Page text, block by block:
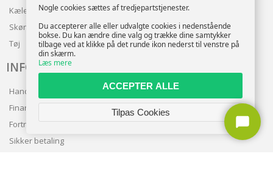
Kæledyr
Skønhed
Tøj
INFO
Handelsbetingelser
Finansering
Fortrolighedspolitik
Sikker betaling
Nogle cookies sættes af tredjepartstjenester.
Du accepterer alle eller udvalgte cookies i nedenstående
bokse. Du kan ændre dine valg og trække dine samtykker
tilbage ved at klikke på det runde ikon nederst til venstre på
din skærm.
Læs mere
ACCEPTER ALLE
Tilpas Cookies